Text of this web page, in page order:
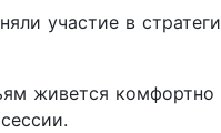
участие в
живется